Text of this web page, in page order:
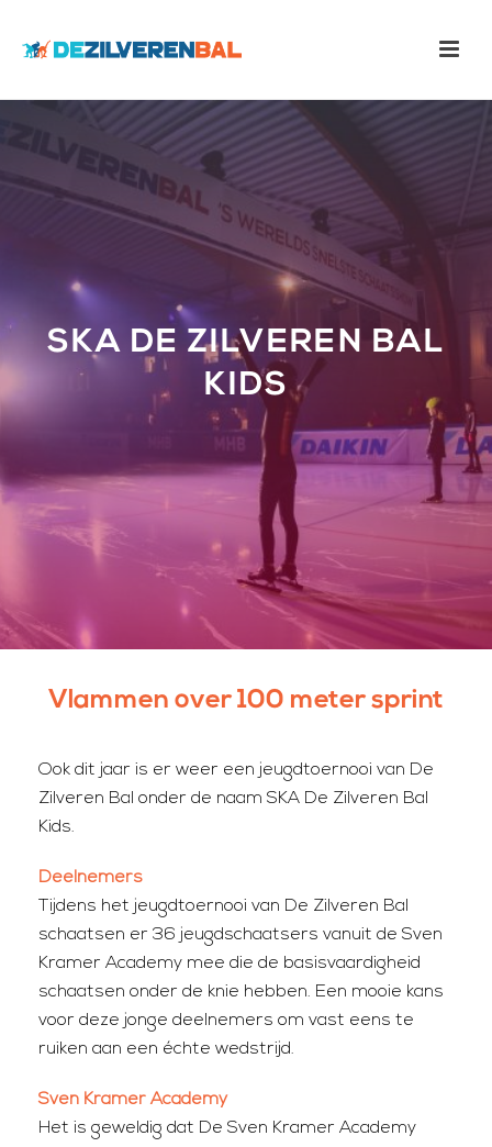
SKA DE ZILVEREN BAL
KIDS
Vlammen over 100 meter sprint
Ook dit jaar is er weer een jeugdtoernooi van De
Zilveren Bal onder de naam SKA De Zilveren Bal
Kids.
Deelnemers
Tijdens het jeugdtoernooi van De Zilveren Bal
schaatsen er 36 jeugdschaatsers vanuit de Sven
Kramer Academy mee die de basisvaardigheid
schaatsen onder de knie hebben. Een mooie kans
voor deze jonge deelnemers om vast eens te
ruiken aan een échte wedstrijd.
Sven Kramer Academy
Het is geweldig dat De Sven Kramer Academy